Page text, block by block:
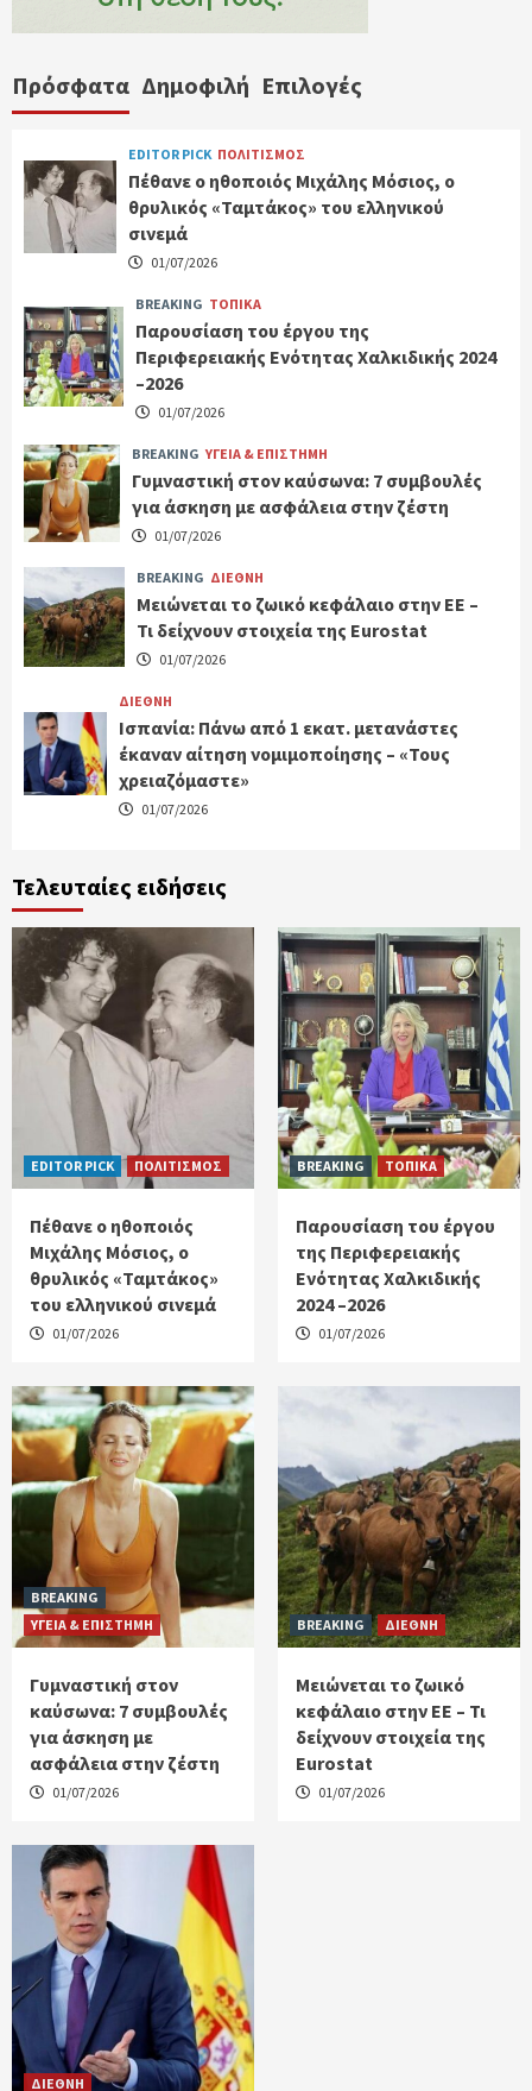
Πρόσφατα Δημοφιλή Επιλογές
EDITOR PICK ΠΟΛΙΤΙΣΜΟΣ
Πέθανε ο ηθοποιός Μιχάλης Μόσιος, ο
θρυλικός «Ταμτάκος» του ελληνικού
σινεμά
01/07/2026
BREAKING ΤΟΠΙΚΑ
Παρουσίαση του έργου της
Περιφερειακής Ενότητας Χαλκιδικής 2024
–2026
01/07/2026
BREAKING ΥΓΕΙΑ & ΕΠΙΣΤΗΜΗ
Γυμναστική στον καύσωνα: 7 συμβουλές
για άσκηση με ασφάλεια στην ζέστη
01/07/2026
BREAKING ΔΙΕΘΝΗ
Μειώνεται το ζωικό κεφάλαιο στην ΕΕ –
Τι δείχνουν στοιχεία της Eurostat
01/07/2026
ΔΙΕΘΝΗ
Ισπανία: Πάνω από 1 εκατ. μετανάστες
έκαναν αίτηση νομιμοποίησης – «Τους
χρειαζόμαστε»
01/07/2026
Τελευταίες ειδήσεις
EDITOR PICK ΠΟΛΙΤΙΣΜΟΣ
Πέθανε ο ηθοποιός
Μιχάλης Μόσιος, ο
θρυλικός «Ταμτάκος»
του ελληνικού σινεμά
01/07/2026
BREAKING ΤΟΠΙΚΑ
Παρουσίαση του έργου
της Περιφερειακής
Ενότητας Χαλκιδικής
2024 –2026
01/07/2026
BREAKING
ΥΓΕΙΑ & ΕΠΙΣΤΗΜΗ
Γυμναστική στον
καύσωνα: 7 συμβουλές
για άσκηση με
ασφάλεια στην ζέστη
01/07/2026
BREAKING ΔΙΕΘΝΗ
Μειώνεται το ζωικό
κεφάλαιο στην ΕΕ – Τι
δείχνουν στοιχεία της
Eurostat
01/07/2026
ΔΙΕΘΝΗ